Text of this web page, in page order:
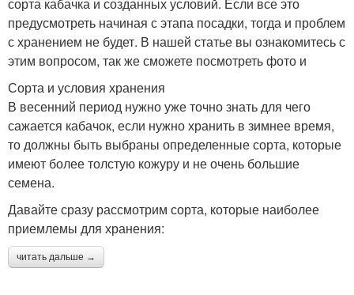
сорта кабачка и созданных условий. Если все это
предусмотреть начиная с этапа посадки, тогда и проблем
с хранением не будет. В нашей статье вы ознакомитесь с
этим вопросом, так же сможете посмотреть фото и
Сорта и условия хранения
В весенний период нужно уже точно знать для чего
сажается кабачок, если нужно хранить в зимнее время,
то должны быть выбраны определенные сорта, которые
имеют более толстую кожуру и не очень большие
семена.
Давайте сразу рассмотрим сорта, которые наиболее
приемлемы для хранения:
читать дальше →